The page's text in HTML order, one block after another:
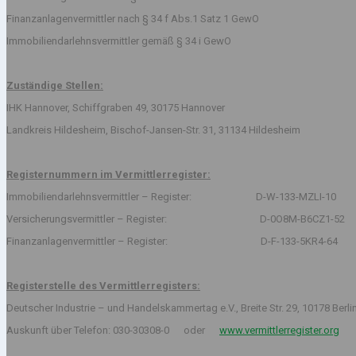
Finanzanlagenvermittler nach § 34 f Abs.1 Satz 1 GewO
Immobiliendarlehnsvermittler gemäß § 34 i GewO
Zuständige Stellen:
IHK Hannover, Schiffgraben 49, 30175 Hannover
Landkreis Hildesheim, Bischof-Jansen-Str. 31, 31134 Hildesheim
Registernummern im Vermittlerregister:
Immobiliendarlehnsvermittler – Register: D-W-133-MZLI-10
Versicherungsvermittler – Register: D-0O8M-B6CZ1-52
Finanzanlagenvermittler – Register: D-F-133-5KR4-64
Registerstelle des Vermittlerregisters:
Deutscher Industrie – und Handelskammertag e.V., Breite Str. 29, 10178
Auskunft über Telefon: 030-30308-0 oder www.vermittlerregister.org